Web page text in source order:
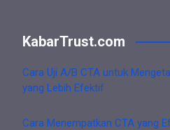
KabarTrust.com
Cara Uji A/B CTA untuk
yang Lebih Efektif
Cara Menempatkan CTA yang